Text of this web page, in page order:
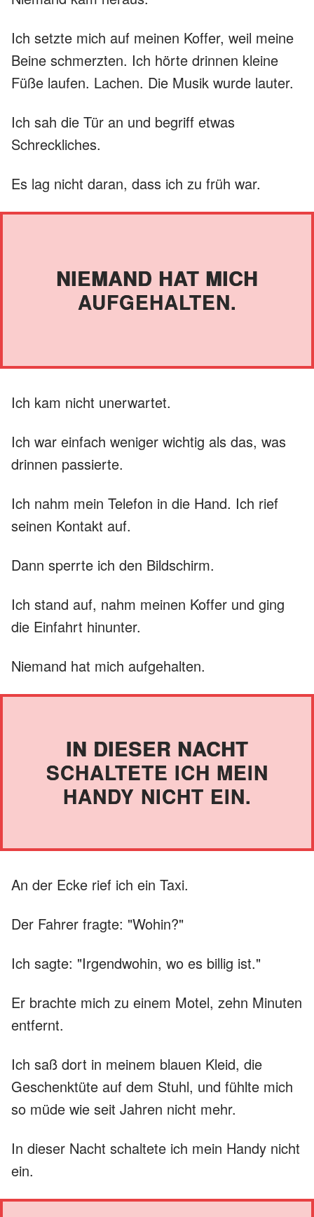
Ich setzte mich auf meinen Koffer, weil meine
Beine schmerzten. Ich hörte drinnen kleine
Füße laufen. Lachen. Die Musik wurde lauter.
Ich sah die Tür an und begriff etwas
Schreckliches.
Es lag nicht daran, dass ich zu früh war.
NIEMAND HAT MICH
AUFGEHALTEN.
Ich kam nicht unerwartet.
Ich war einfach weniger wichtig als das, was
drinnen passierte.
Ich nahm mein Telefon in die Hand. Ich rief
seinen Kontakt auf.
Dann sperrte ich den Bildschirm.
Ich stand auf, nahm meinen Koffer und ging
die Einfahrt hinunter.
Niemand hat mich aufgehalten.
IN DIESER NACHT
SCHALTETE ICH MEIN
HANDY NICHT EIN.
An der Ecke rief ich ein Taxi.
Der Fahrer fragte: "Wohin?"
Ich sagte: "Irgendwohin, wo es billig ist."
Er brachte mich zu einem Motel, zehn Minuten
entfernt.
Ich saß dort in meinem blauen Kleid, die
Geschenktüte auf dem Stuhl, und fühlte mich
so müde wie seit Jahren nicht mehr.
In dieser Nacht schaltete ich mein Handy nicht
ein.